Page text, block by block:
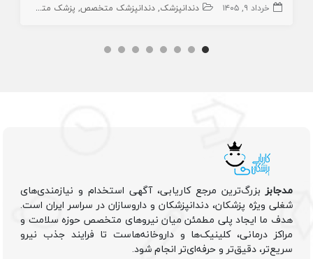
خرداد ۹, ۱۴۰۵ دندانپزشک دندانپزشک متخصص پزشک متخصص
مدجابزبزرگ‌ترین مرجع کاریابی، آگهی استخدام و نیازمندی‌های
شغلی ویژه پزشکان، دندانپزشکان و داروسازان در سراسر ایران است.
هدف ما ایجاد پلی مطمئن میان نیروهای متخصص حوزه سلامت و
مراکز درمانی، کلینیک‌ها و داروخانه‌هاست تا فرایند جذب نیرو
سریع‌تر، دقیق‌تر و حرفه‌ای‌تر انجام شود.